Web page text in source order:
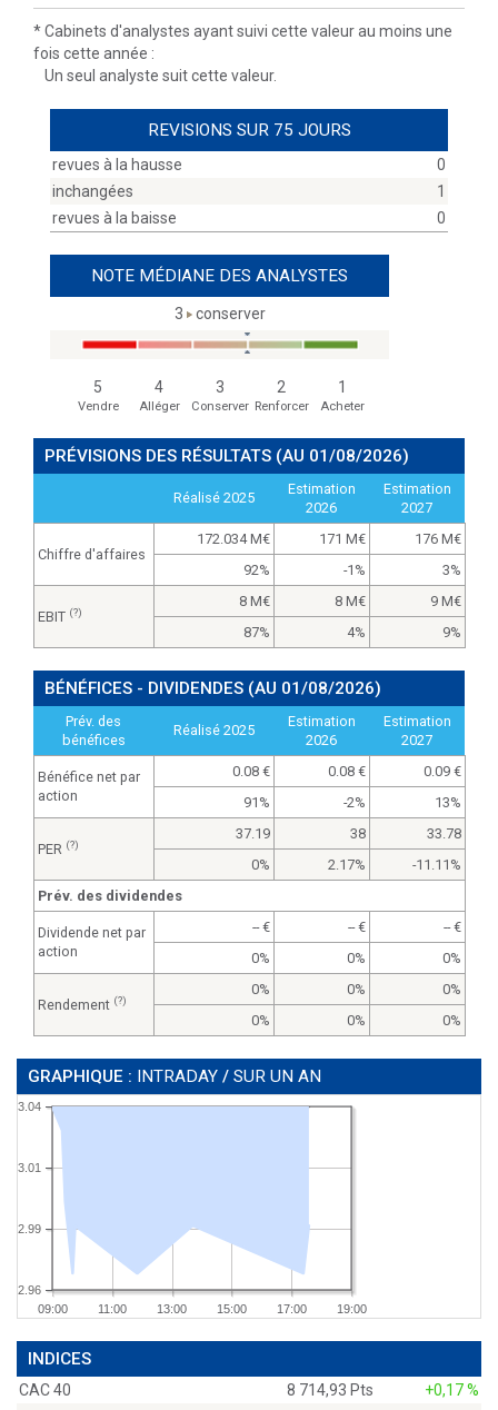
*Cabinets d'analystes ayant suivi cette valeur au moins une
fois cette année :
Un seul analyste suit cette valeur.
REVISIONS SUR 75 JOURS
revues à la hausse
0
inchangées
1
revues à la baisse
0
NOTE MÉDIANE DES ANALYSTES
3 conserver
5 4 3 2 1
Vendre Alléger Conserver Renforcer Acheter
PRÉVISIONS DES RÉSULTATS (AU 01/08/2026)
Réalisé 2025
Estimation
2026
Estimation
2027
Chiffre d'affaires
172.034 M 171 M
176 M
92%
-1% 3%
EBIT (?)
8 M 8 M
9 M
87%
4% 9%
BÉNÉFICES - DIVIDENDES (AU 01/08/2026)
Prév. des
bénéfices
Réalisé 2025
Estimation
2026
Estimation
2027
Bénéfice net par
action
0.08 0.08
0.09
91%
-2% 13%
PER (?)
37.19 38
33.78
0%
2.17%
-11.11%
Prév. des dividendes
Dividende net par
action
-- --
--
0%
0% 0%
Rendement (?)
0% 0%
0%
0%
0% 0%
GRAPHIQUE : INTRADAY / SUR UN AN
09:00 11:00 13:00 15:00 17:00 19:00
2.96
2.99
3.01
3.04
INDICES
CAC 40 8 714,93 Pts
+0,17 %